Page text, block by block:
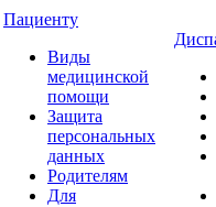
Пациенту
Виды
медицинской
помощи
Защита
персональных
данных
Родителям
Для